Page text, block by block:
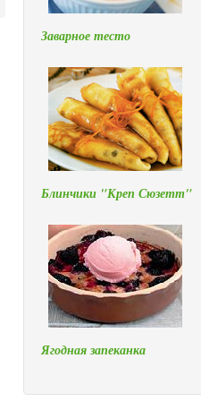
Заварное тесто
Блинчики "Креп Сюзетт"
Ягодная запеканка